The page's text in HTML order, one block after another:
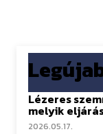
Lézeres
melyik
2026.05.17.